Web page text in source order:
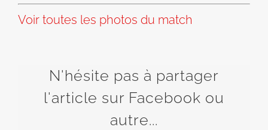
Voir toutes les photos du match
N'hésite pas à partager
l'article sur Facebook ou
autre...